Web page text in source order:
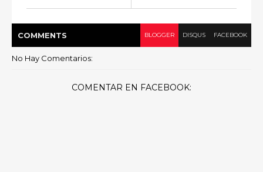
COMMENTS BLOGGER DISQUS FACEBOOK
No Hay Comentarios:
COMENTAR EN FACEBOOK: